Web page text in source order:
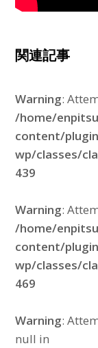
関連記事
Warning:
/home/
content/
wp/classes/
439
Warning:
/home/
content/
wp/classes/
469
Warning:
null in